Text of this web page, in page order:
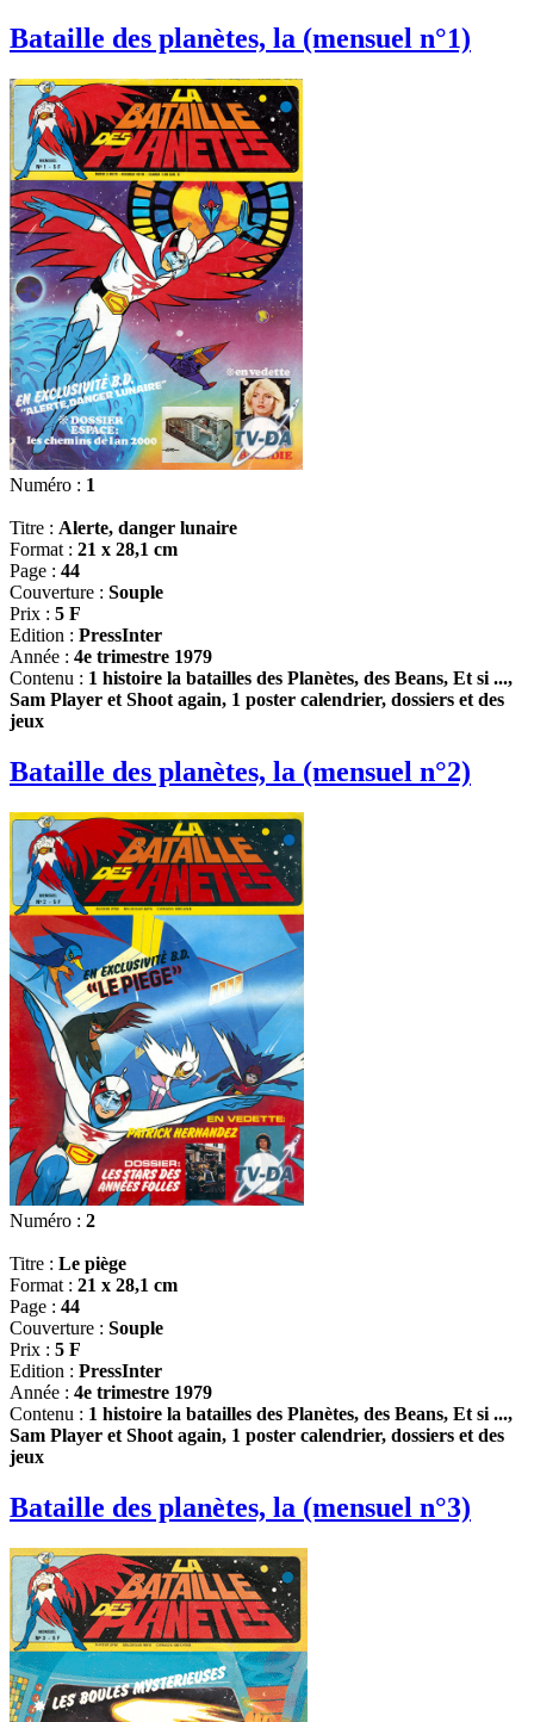
Bataille des planètes, la (mensuel n°1)
Numéro : 1
Titre : Alerte, danger lunaire
Format : 21 x 28,1 cm
Page : 44
Couverture : Souple
Prix : 5 F
Edition : PressInter
Année : 4e trimestre 1979
Contenu : 1 histoire la batailles des Planètes, des Beans, Et si ...,
Sam Player et Shoot again, 1 poster calendrier, dossiers et des
jeux
Bataille des planètes, la (mensuel n°2)
Numéro : 2
Titre : Le piège
Format : 21 x 28,1 cm
Page : 44
Couverture : Souple
Prix : 5 F
Edition : PressInter
Année : 4e trimestre 1979
Contenu : 1 histoire la batailles des Planètes, des Beans, Et si ...,
Sam Player et Shoot again, 1 poster calendrier, dossiers et des
jeux
Bataille des planètes, la (mensuel n°3)